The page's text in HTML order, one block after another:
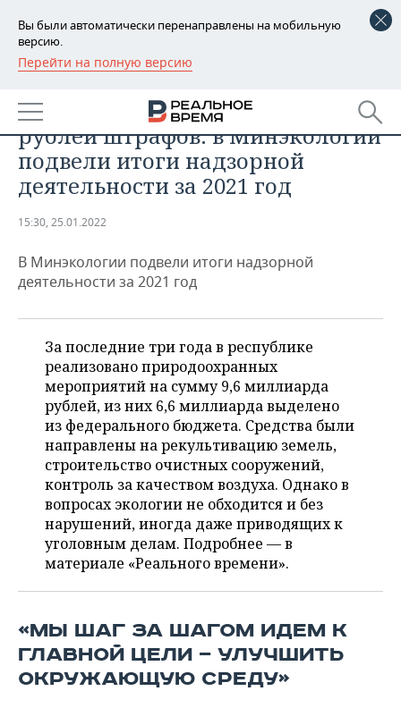
Вы были автоматически перенаправлены на мобильную
версию.
Перейти на полную версию
РЕГИОНЫ
БАШКОРТОСТАН
ТАТАРСТАН
УДМУРТИЯ
НОВОСТИ
АНАЛИТИКА
НОВОСТИ АНАЛИТИКИ
ДЕКЛАРАЦИИ О ДОХОДАХ
КОРОЛИ ГОСЗАКАЗА ПФО
КОМУ ПРИНАДЛЕЖАТ
ТОРГОВЫЕ ЦЕНТРЫ
ТАТАРСТАНА
ЭКОНОМИКА
НОВОСТИ ЭКОНОМИКИ
ФИНАНСЫ
БЮДЖЕТ
ИНВЕСТИЦИИ
ПРОМЫШЛЕННОСТЬ
НОВОСТИ
ПРОМЫШЛЕННОСТИ
АГРОПРОМ
МАШИНОСТРОЕНИЕ
НЕФТЕХИМИЯ
НЕФТЬ
ОПК
ЭНЕРГЕТИКА
НЕДВИЖИМОСТЬ
НОВОСТИ АВТО
БИЗНЕС
НОВОСТИ БИЗНЕСА
РОЗНИЧНАЯ ТОРГОВЛЯ
ТРАНСПОРТ
УСЛУГИ
ТЕХНОЛОГИИ
НОВОСТИ ТЕХНОЛОГИЙ
МЕДИА
ТЕЛЕКОММУНИКАЦИИ
МЕРОПРИЯТИЯ
НОВОСТИ МЕРОПРИЯТИЙ
ВЫЕЗДНАЯ РЕДАКЦИЯ
БИЗНЕС-БРАНЧИ
ОТКРЫТАЯ ЛЕКЦИЯ
СПОРТ
НОВОСТИ СПОРТА
ФУТБОЛ
БАСКЕТБОЛ
ВОЛЕЙБОЛ
ОБЩЕСТВО
НОВОСТИ ОБЩЕСТВА
ИНФРАСТРУКТУРА
ИСТОРИЯ
ФОТОГАЛЕРЕЯ
СПРАВОЧНИК
СПИСОК ПЕРСОН
ПОЛНАЯ ВЕРСИЯ
22 уголовных дела, 52 миллиона
рублей штрафов: в Минэкологии
подвели итоги надзорной
деятельности за 2021 год
15:30, 25.01.2022
В Минэкологии подвели итоги надзорной
деятельности за 2021 год
За последние три года в республике
реализовано природоохранных
мероприятий на сумму 9,6 миллиарда
рублей, из них 6,6 миллиарда выделено
из федерального бюджета. Средства были
направлены на рекультивацию земель,
строительство очистных сооружений,
контроль за качеством воздуха. Однако в
вопросах экологии не обходится и без
нарушений, иногда даже приводящих к
уголовным делам. Подробнее — в
материале «Реального времени».
«МЫ ШАГ ЗА ШАГОМ ИДЕМ К
ГЛАВНОЙ ЦЕЛИ — УЛУЧШИТЬ
ОКРУЖАЮЩУЮ СРЕДУ»